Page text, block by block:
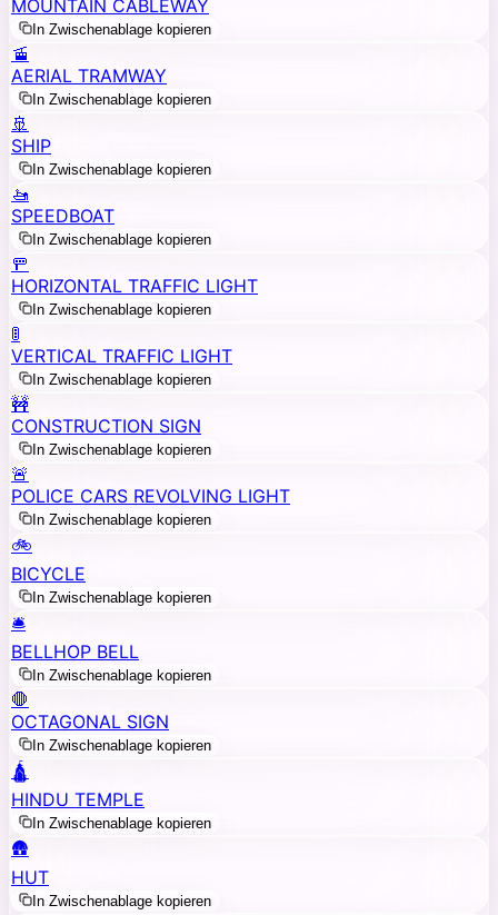
MOUNTAIN CABLEWAY
In Zwischenablage kopieren
🚡
AERIAL TRAMWAY
In Zwischenablage kopieren
🚢
SHIP
In Zwischenablage kopieren
🚤
SPEEDBOAT
In Zwischenablage kopieren
🚥
HORIZONTAL TRAFFIC LIGHT
In Zwischenablage kopieren
🚦
VERTICAL TRAFFIC LIGHT
In Zwischenablage kopieren
🚧
CONSTRUCTION SIGN
In Zwischenablage kopieren
🚨
POLICE CARS REVOLVING LIGHT
In Zwischenablage kopieren
🚲
BICYCLE
In Zwischenablage kopieren
🛎️
BELLHOP BELL
In Zwischenablage kopieren
🛑
OCTAGONAL SIGN
In Zwischenablage kopieren
🛕
HINDU TEMPLE
In Zwischenablage kopieren
🛖
HUT
In Zwischenablage kopieren